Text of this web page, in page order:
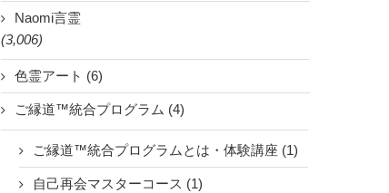
Naomi言霊
(3,006)
色霊アート (6)
ご縁道™統合プログラム (4)
ご縁道™統合プログラムとは・体験講座 (1)
自己再会マスターコース (1)